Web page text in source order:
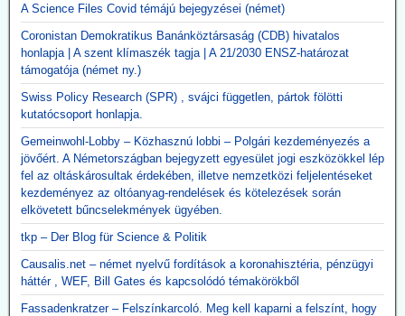
A Science Files Covid témájú bejegyzései (német)
Coronistan Demokratikus Banánköztársaság (CDB) hivatalos
honlapja | A szent klímaszék tagja | A 21/2030 ENSZ-határozat
támogatója (német ny.)
Swiss Policy Research (SPR) , svájci független, pártok fölötti
kutatócsoport honlapja.
Gemeinwohl-Lobby – Közhasznú lobbi – Polgári kezdeményezés a
jövőért. A Németországban bejegyzett egyesület jogi eszközökkel lép
fel az oltáskárosultak érdekében, illetve nemzetközi feljelentéseket
kezdeményez az oltóanyag-rendelések és kötelezések során
elkövetett bűncselekmények ügyében.
tkp – Der Blog für Science & Politik
Causalis.net – német nyelvű fordítások a koronahisztéria, pénzügyi
háttér , WEF, Bill Gates és kapcsolódó témakörökből
Fassadenkratzer – Felszínkarcoló. Meg kell kaparni a felszínt, hogy